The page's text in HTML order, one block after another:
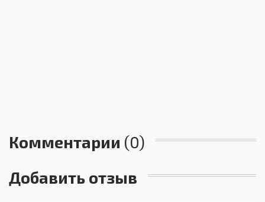
Комментарии (0)
Добавить отзыв